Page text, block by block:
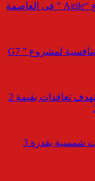
السعودية لإدارة القطاع الطبى بمشروع “Agile ” فى العاصمة
” marcon ” تقدم عروض سداد وأسعار تنافسية لمشروع ” G7
“ES” للمبانى الخضراء والمستدامة تستهدف تعاقدات بقيمة 2
Olptechegypt تنتهي من تنفيذ مشروعات شمسية بقدرة 3